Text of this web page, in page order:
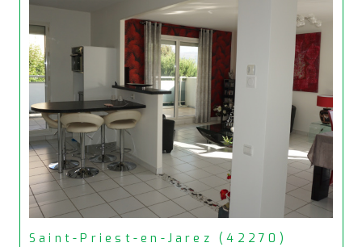
Saint-Priest-en-Jarez (42270)